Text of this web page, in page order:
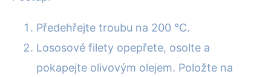
Předehřejte troubu na 200 °C.
Lososové filety opepřete, osolte a
pokapejte olivovým olejem. Položte na